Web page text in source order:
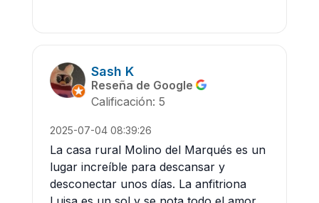
Sash K
Reseña de Google
Calificación: 5
2025-07-04 08:39:26
La casa rural Molino del Marqués es un
lugar increíble para descansar y
desconectar unos días. La anfitriona